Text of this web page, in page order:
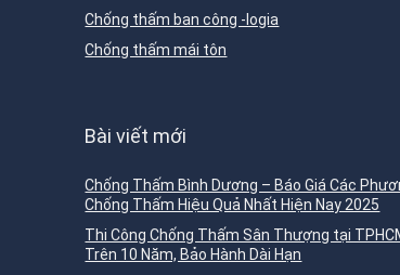
Chống thấm ban công -logia
Chống thấm mái tôn
Bài viết mới
Chống Thấm Bình Dương – Báo Giá Các
Chống Thấm Hiệu Quả Nhất Hiện Nay 2025
Thi Công Chống Thấm Sân Thượng tại
Trên 10 Năm, Bảo Hành Dài Hạn